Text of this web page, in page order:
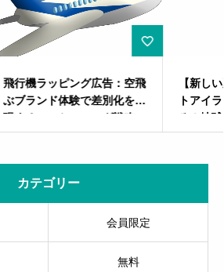
：空飛
化を実
戦略
【新しい夏のビジネス】ヒー
トアイランド日本を乗り越え
ろ！地球温暖化時代の”真夏
戦略”徹底マーケティング
カテゴリー
会員限定
無料